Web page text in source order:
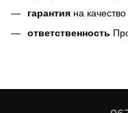
гарантия на
ответственность